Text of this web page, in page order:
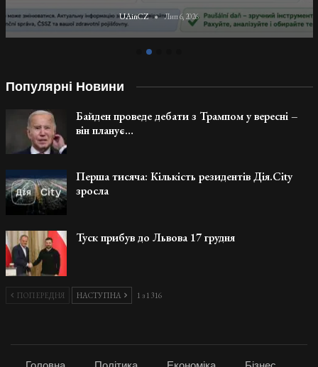
UAinCZ Лип 6, 2026
Популярні Новини
Байден проведе дебати з Трампом у вересні –
він планує…
Перша тисяча: Кількість резидентів Дія.City
зросла
Туск прибув до Львова 17 грудня
ПОПЕРЕДНЯ НАСТУПНА 1 з 1 316